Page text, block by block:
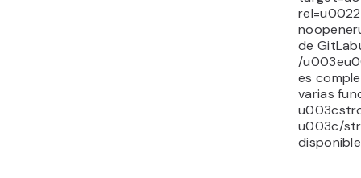
de
/
es
varias
u003c/